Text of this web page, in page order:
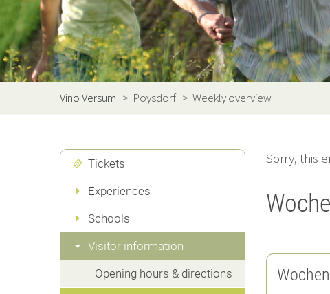
Vino Versum > Poysdorf > Weekly overview
Sorry, this
Tickets
Experiences
Schools
Visitor information
Opening hours & directions